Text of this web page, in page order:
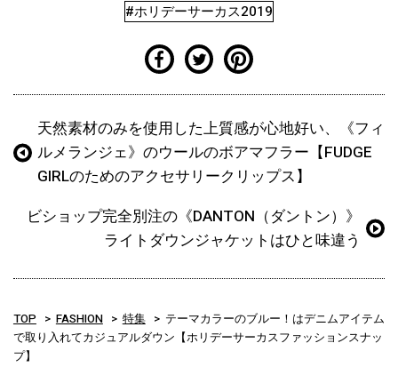
#ホリデーサーカス2019
天然素材のみを使用した上質感が心地好い、《フィ
ルメランジェ》のウールのボアマフラー【FUDGE
GIRLのためのアクセサリークリップス】
ビショップ完全別注の《DANTON（ダントン）》
ライトダウンジャケットはひと味違う
TOP FASHION 特集
テーマカラーのブルー！はデニムアイテム
で取り入れてカジュアルダウン【ホリデーサーカスファッションスナッ
プ】